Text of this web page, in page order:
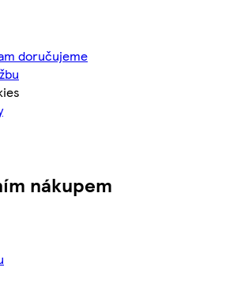
doručujeme
nákupem